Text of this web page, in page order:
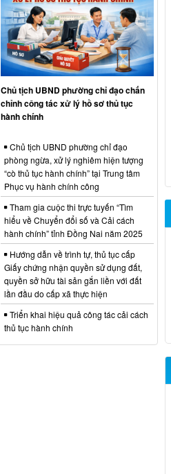
Chủ tịch UBND phường chỉ đạo chấn
chỉnh công tác xử lý hồ sơ thủ tục
hành chính
Chủ tịch UBND phường chỉ đạo
phòng ngừa, xử lý nghiêm hiện tượng
“cò thủ tục hành chính” tại Trung tâm
Phục vụ hành chính công
Tham gia cuộc thi trực tuyến “Tìm
hiểu về Chuyển đổi số và Cải cách
hành chính” tỉnh Đồng Nai năm 2025
Hướng dẫn về trình tự, thủ tục cấp
Giấy chứng nhận quyền sử dụng đất,
quyền sở hữu tài sản gắn liền với đất
lần đầu do cấp xã thực hiện
Triển khai hiệu quả công tác cải cách
thủ tục hành chính